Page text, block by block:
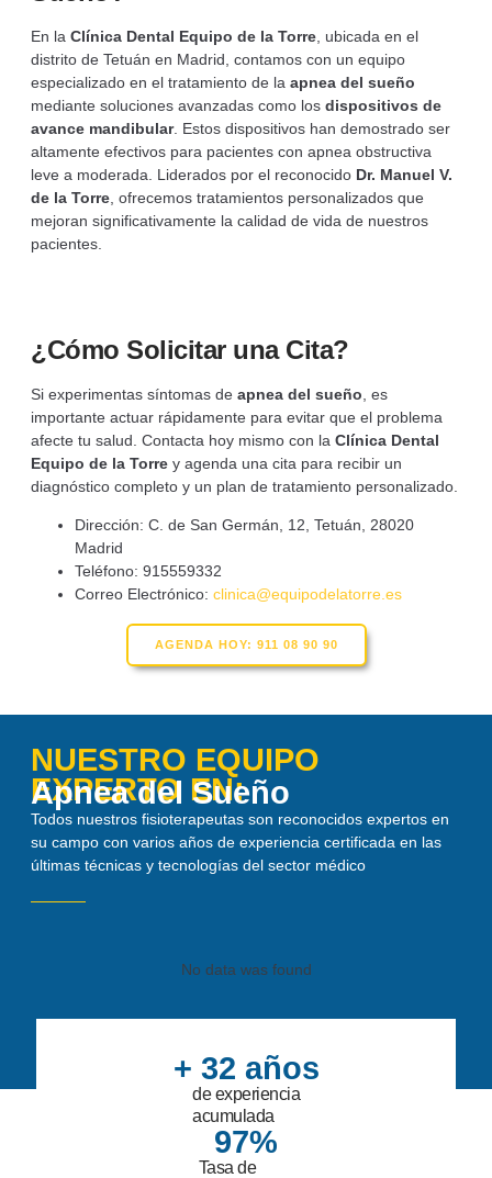
En la Clínica Dental Equipo de la Torre , ubicada en el
distrito de Tetuán en Madrid, contamos con un equipo
especializado en el tratamiento de la apnea del sueño
mediante soluciones avanzadas como los dispositivos de
avance mandibular. Estos dispositivos han demostrado ser
altamente efectivos para pacientes con apnea obstructiva
leve a moderada. Liderados por el reconocido Dr. Manuel V.
de la Torre , ofrecemos tratamientos personalizados que
mejoran significativamente la calidad de vida de nuestros
pacientes.
¿Cómo Solicitar una Cita?
Si experimentas síntomas de apnea del sueño , es
importante actuar rápidamente para evitar que el problema
afecte tu salud. Contacta hoy mismo con la Clínica Dental
Equipo de la Torre y agenda una cita para recibir un
diagnóstico completo y un plan de tratamiento personalizado.
Dirección: C. de San Germán, 12, Tetuán, 28020
Madrid
Teléfono: 915559332
Correo Electrónico: clinica@equipodelatorre.es
AGENDA HOY: 911 08 90 90
NUESTRO EQUIPO
EXPERTO EN:
Apnea del Sueño
Todos nuestros fisioterapeutas son reconocidos expertos en
su campo con varios años de experiencia certificada en las
últimas técnicas y tecnologías del sector médico
No data was found
de experiencia
acumulada
+ 32 años
Tasa de
97%